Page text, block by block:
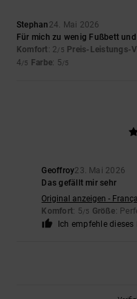
Stephan 24. Mai 2026
Für mich zu wenig Fußbett
Komfort: 2/5 Preis-Leistungs-
4/5 Farbe: 5/5
Geoffroy23. Mai 2026
Das gefällt mir sehr
Original anzeigen -
Komfort: 5/5 Größe:
Ich empfehle